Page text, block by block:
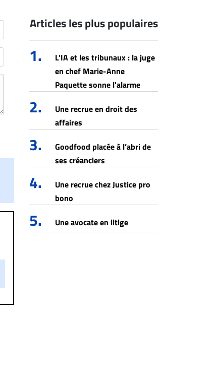
Articles les plus populaires
1.
L'IA et les tribunaux : la juge
en chef Marie-Anne
Paquette sonne l'alarme
2.
Une recrue en droit des
affaires
3.
Goodfood placée à l’abri de
ses créanciers
4.
Une recrue chez Justice pro
bono
5. Une avocate en litige